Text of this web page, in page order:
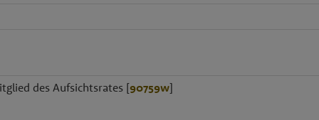
des Aufsichtsrates [90759w]